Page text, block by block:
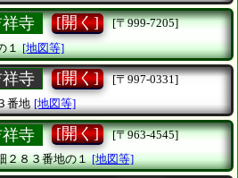
寺 [開く]
[〒999-7205]
１ [地図等]
寺 [開く]
[〒997-0331]
番地 [地図等]
寺 [開く]
[〒963-4545]
２８３番地の１ [地図等]